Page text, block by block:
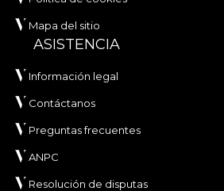
Mapa del sitio
ASISTENCIA
Información legal
Contáctanos
Preguntas frecuentes
ANPC
Resolución de disputas